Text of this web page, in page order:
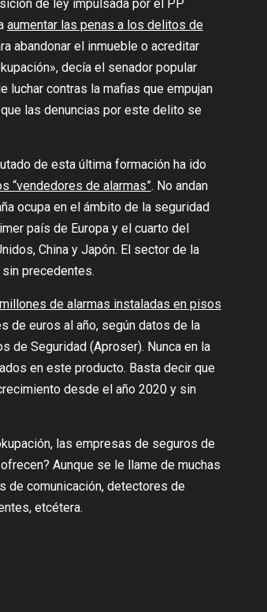
de ley impulsada por el PP
aumentar las penas a los delitos de
abandonar el inmueble o acreditar
decía el senador popular
luchar contras la mafias que empujan
las denuncias por este delito se
de esta última formación ha ido
“vendedores de alarmas”. No andan
ocupa en el ámbito de la seguridad
país de Europa y el cuarto del
China y Japón. El sector de la
precedentes.
de alarmas instaladas en pisos
de euros al año, según datos de la
de Seguridad (Aproser). Nunca en la
en este producto. Basta decir que
desde el año 2020 y sin
las empresas de seguros de
ofrecen? Aunque se le llame de muchas
de comunicación, detectores de
etcétera.